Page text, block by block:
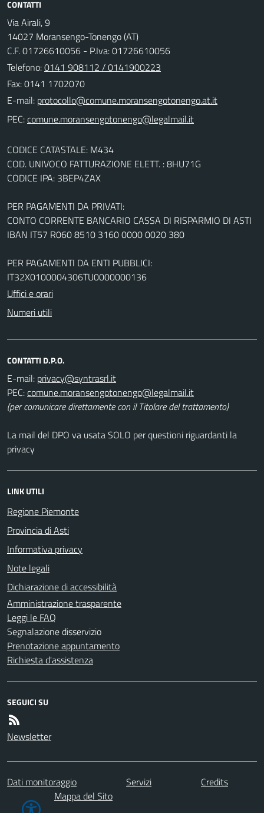
CONTATTI
Via Airali, 9
14027 Moransengo-Tonengo (AT)
C.F. 01726610056 - P.Iva: 01726610056
Telefono:0141 908112 / 0141900223
Fax: 0141 1702070
E-mail:
PEC:
CODICE CATASTALE: M434
COD. UNIVOCO FATTURAZIONE ELETT. : 8HU71G
CODICE IPA: 3BEP4ZAX
PER PAGAMENTI DA PRIVATI:
CONTO CORRENTE BANCARIO CASSA DI RISPARMIO DI ASTI
IBAN IT57 R060 8510 3160 0000 0020 380
PER PAGAMENTI DA ENTI PUBBLICI:
IT32X0100004306TU0000000136
Uffici e orari
Numeri utili
CONTATTI D.P.O.
E-mail:
PEC:
(per comunicare direttamente con il Titolare del trattamento)
La mail del DPO va usata SOLO per questioni riguardanti la
privacy
LINK UTILI
Regione Piemonte
Provincia di Asti
Informativa privacy
Note legali
Dichiarazione di accessibilità
Amministrazione trasparente
Leggi le FAQ
Segnalazione disservizio
Prenotazione appuntamento
Richiesta d'assistenza
SEGUICI SU
Newsletter
Dati monitoraggio Servizi
Credits
Mappa del Sito